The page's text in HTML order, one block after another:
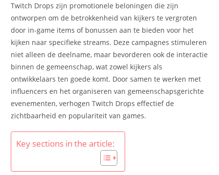
Twitch Drops zijn promotionele beloningen die zijn
ontworpen om de betrokkenheid van kijkers te vergroten
door in-game items of bonussen aan te bieden voor het
kijken naar specifieke streams. Deze campagnes stimuleren
niet alleen de deelname, maar bevorderen ook de interactie
binnen de gemeenschap, wat zowel kijkers als
ontwikkelaars ten goede komt. Door samen te werken met
influencers en het organiseren van gemeenschapsgerichte
evenementen, verhogen Twitch Drops effectief de
zichtbaarheid en populariteit van games.
Key sections in the article: